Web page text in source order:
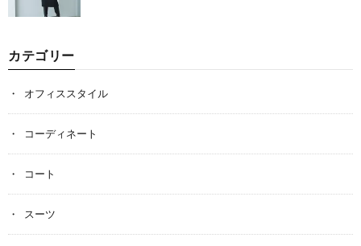
カテゴリー
オフィススタイル
コーディネート
コート
スーツ